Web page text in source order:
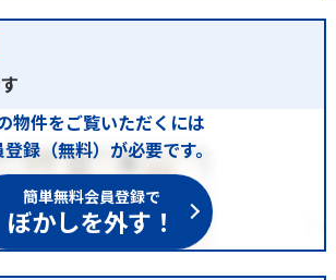
物件をご覧いただくには
録（無料）が必要です。
簡単無料会員登録で
ぼかしを外す！